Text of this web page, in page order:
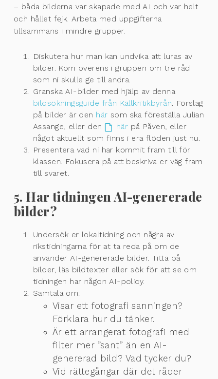
– båda bilderna var skapade med AI och var helt
och hållet fejk. Arbeta med uppgifterna
tillsammans i mindre grupper.
Diskutera hur man kan undvika att luras av
bilder. Kom överens i gruppen om tre råd
som ni skulle ge till andra.
Granska AI-bilder med hjälp av denna
bildsökningsguide från Källkritikbyrån. Förslag
på bilder är den här som ska föreställa Julian
Assange, eller den
här på Påven, eller
något aktuellt som finns i era flöden just nu.
Presentera vad ni har kommit fram till för
klassen. Fokusera på att beskriva er väg fram
till svaret.
5. Har tidningen AI-genererade
bilder?
Undersök er lokaltidning och några av
rikstidningarna för at ta reda på om de
använder AI-genererade bilder. Titta på
bilder, läs bildtexter eller sök för att se om
tidningen har någon AI-policy.
Samtala om:
Visar ett fotografi sanningen?
Förklara hur du tänker.
Är ett arrangerat fotografi med
filter mer ”sant” än en AI-
genererad bild? Vad tycker du?
Vid rättegångar där det råder